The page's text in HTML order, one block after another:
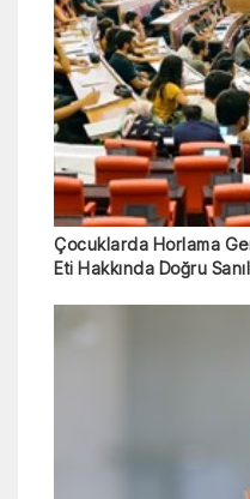
Çocuklarda Horlama
Eti Hakkında Doğru